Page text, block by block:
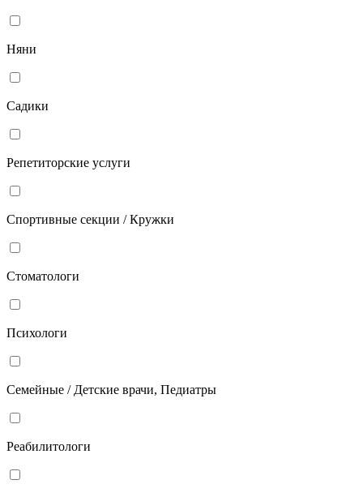
Няни
Садики
Репетиторские услуги
Спортивные секции / Кружки
Стоматологи
Психологи
Семейные / Детские врачи, Педиатры
Реабилитологи